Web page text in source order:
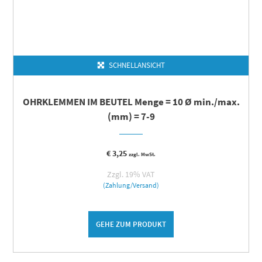
SCHNELLANSICHT
OHRKLEMMEN IM BEUTEL Menge = 10 Ø min./max.
(mm) = 7-9
€3,25 zzgl. MwSt.
Zzgl. 19% VAT
(Zahlung/Versand)
GEHE ZUM PRODUKT